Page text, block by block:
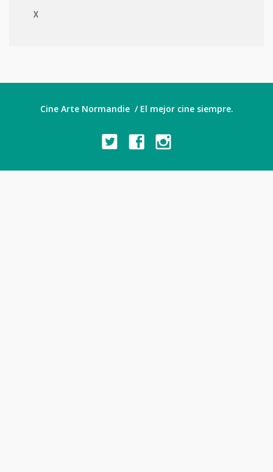
X
Cine Arte Normandie / El mejor cine siempre.